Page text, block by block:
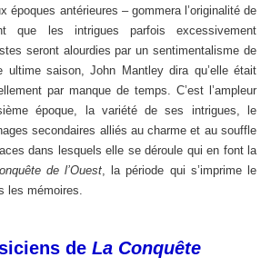
époques antérieures – gommera l’originalité de
que les intrigues parfois excessivement
seront alourdies par un sentimentalisme de
ultime saison, John Mantley dira qu’elle était
par manque de temps. C’est l’ampleur
époque, la variété de ses intrigues, le
secondaires alliés au charme et au souffle
dans lesquels elle se déroule qui en font la
de l’Ouest, la période qui s’imprime le
les mémoires.
de La Conquête